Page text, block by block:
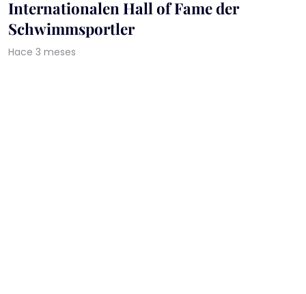
Internationalen Hall of Fame der
Schwimmsportler
Hace 3 meses